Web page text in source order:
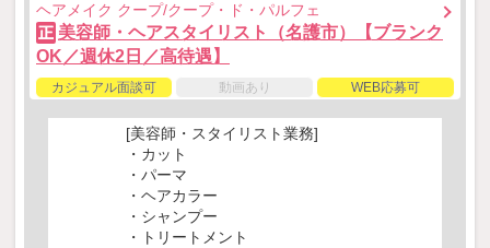
ヘアメイク クープ/クープ・ド・パルフェ
正 美容師・ヘアスタイリスト（名護市）【ブランク
OK／週休2日／高待遇】
カジュアル面談可 動画あり WEB応募可
[美容師・スタイリスト業務]
・カット
・パーマ
・ヘアカラー
・シャンプー
・トリートメント